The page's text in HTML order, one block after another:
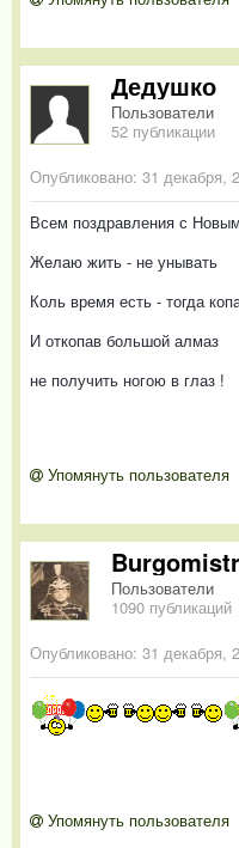
Дедушко
Пользователи
52 публикации
Опубликовано: 31 декабря,
Всем поздравления с
Желаю жить - не унывать
Коль время есть - тогда
И откопав большой алмаз
не получить ногою в глаз !
Упомянуть пользователя
Burgomistr
Пользователи
1090 публикаций
Опубликовано: 31 декабря,
Упомянуть пользователя